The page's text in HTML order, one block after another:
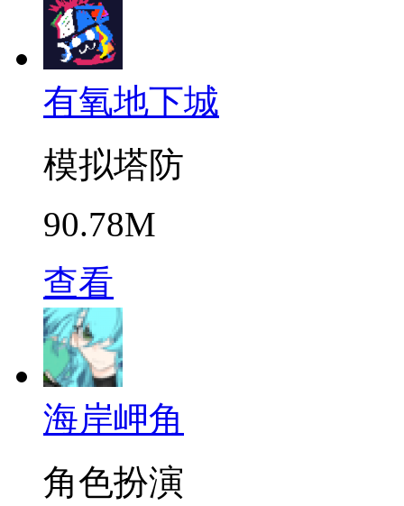
有氧地下城
模拟塔防
90.78M
查看
海岸岬角
角色扮演